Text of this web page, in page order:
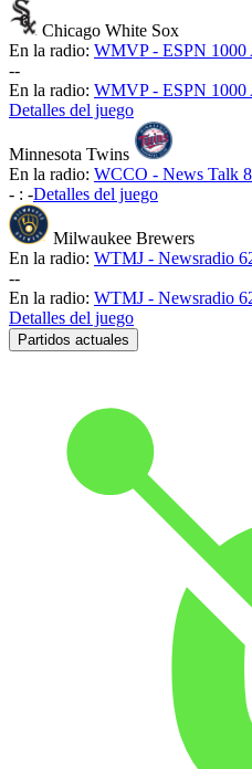
Chicago White Sox
En la radio: WMVP - ESPN
--
En la radio: WMVP - ESPN
Detalles del juego
Minnesota Twins
En la radio: WCCO - News Talk
- : -Detalles del juego
Milwaukee Brewers
En la radio: WTMJ - Newsradio
--
En la radio: WTMJ - Newsradio
Detalles del juego
Partidos actuales